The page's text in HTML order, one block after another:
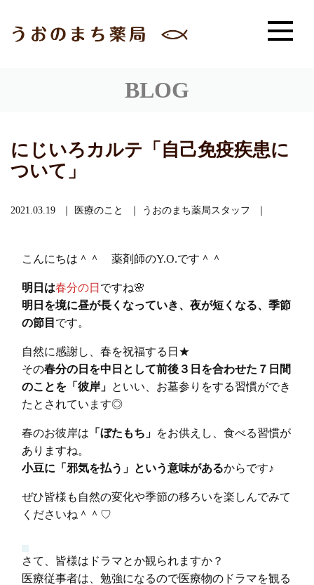
BLOG
にじいろカルテ「自己免疫疾患に
ついて」
2021.03.19 医療のこと うおのまち薬局スタッフ
こんにちは＾＾ 薬剤師のY.O.です＾＾
明日は春分の日 ですね🌸
明日を境に昼が長くなっていき、夜が短くなる、季節
の節目 です。
自然に感謝し、春を祝福する日★
その春分の日を中日として前後３日を合わせた７日間
のことを「彼岸」 といい、お墓参りをする習慣ができ
たとされています◎
春のお彼岸は 「ぼたもち」 をお供えし、食べる習慣が
ありますね。
小豆に「邪気を払う」という意味があるからです♪
ぜひ皆様も自然の変化や季節の移ろいを楽しんでみて
くださいね＾＾♡
さて、皆様はドラマとか観られますか？
医療従事者は、勉強になるので医療物のドラマを観る